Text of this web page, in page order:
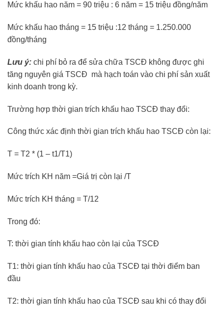
Mức khấu hao năm = 90 triệu : 6 năm = 15 triệu đồng/năm
Mức khấu hao tháng = 15 triệu :12 tháng = 1.250.000
đồng/tháng
Lưu ý: chi phí bỏ ra để sửa chữa TSCĐ không được ghi
tăng nguyên giá TSCĐ mà hạch toán vào chi phí sản xuất
kinh doanh trong kỳ.
Trường hợp thời gian trích khấu hao TSCĐ thay đổi:
Công thức xác định thời gian trích khấu hao TSCĐ còn lại:
T = T2 * (1 – t1/T1)
Mức trích KH năm =Giá trị còn lại /T
Mức trích KH tháng = T/12
Trong đó:
T: thời gian tính khấu hao còn lại của TSCĐ
T1: thời gian tính khấu hao của TSCĐ tại thời điểm ban
đầu
T2: thời gian tính khấu hao của TSCĐ sau khi có thay đổi